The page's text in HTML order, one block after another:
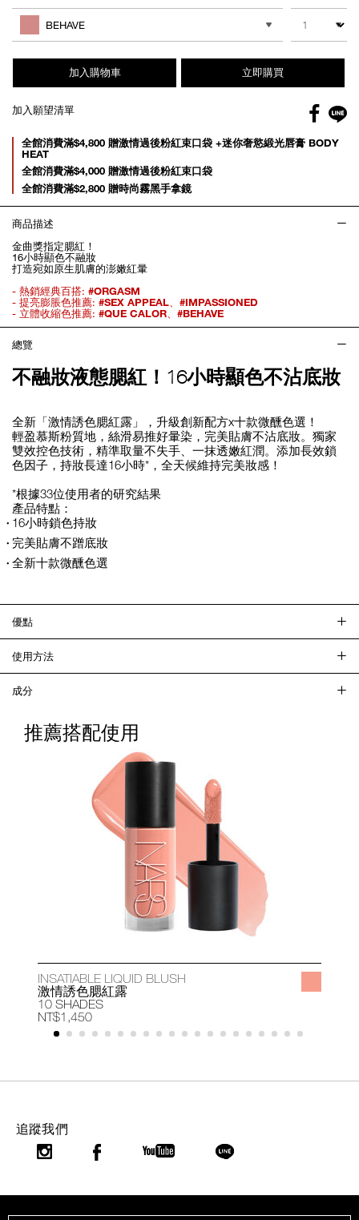
to
cart
Actions
其他色系
BEHAVE
數量
加入購物車 立即購買
加入願望清單
Promotions
全館消費滿$4,800 贈激情過後粉紅束口袋 +迷你奢慾緞光唇膏 BODY
HEAT
全館消費滿$4,000 贈激情過後粉紅束口袋
全館消費滿$2,800 贈時尚霧黑手拿鏡
商品描述
金曲獎指定腮紅！
16小時顯色不融妝
打造宛如原生肌膚的澎嫩紅暈
- 熱銷經典百搭: #ORGASM
- 提亮膨脹色推薦: #SEX APPEAL、 #IMPASSIONED
- 立體收縮色推薦: #QUE CALOR、 #BEHAVE
總覽
不融妝液態腮紅！16小時顯色不沾底妝
全新「激情誘色腮紅露」，升級創新配方x十款微醺色選！
輕盈慕斯粉質地，絲滑易推好暈染，完美貼膚不沾底妝。獨家
雙效控色技術，精準取量不失手、一抹透嫩紅潤。添加長效鎖
色因子，持妝長達16小時*，全天候維持完美妝感！
*根據33位使用者的研究結果
產品特點：
16小時鎖色持妝
完美貼膚不蹭底妝
全新十款微醺色選
優點
使用方法
成分
推薦搭配使用
INSATIABLE LIQUID BLUSH
激情誘色腮紅露
10 SHADES
NT$1,450
追蹤我們